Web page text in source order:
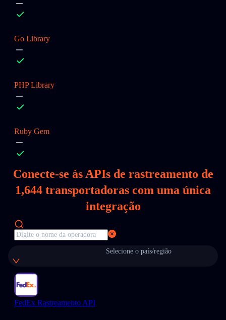
Go Library
PHP Library
Ruby Gem
Conecte-se às APIs de rastreamento de
1,644 transportadoras com uma única
integração
Selecione o país/região
FedEx Rastreamento API